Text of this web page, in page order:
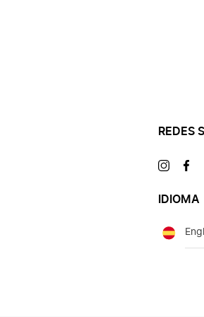
REDES
Visítanos
IDIOMA